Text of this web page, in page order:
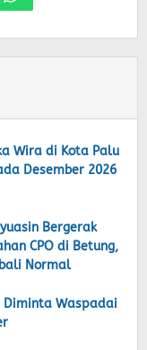
Wira di Kota Palu
Desember 2026
Bergerak
CPO di Betung,
Normal
Diminta Waspadai